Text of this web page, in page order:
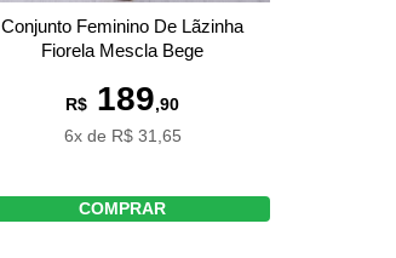
Conjunto Feminino De Lãzinha
Fiorela Mescla Bege
R$ 189,90
6x de R$ 31,65
COMPRAR